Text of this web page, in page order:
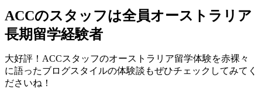
ACCのスタッフは全員オーストラリア
長期留学経験者
大好評！ACCスタッフのオーストラリア留学体験を赤裸々
に語ったブログスタイルの体験談もぜひチェックしてみてく
ださいね！